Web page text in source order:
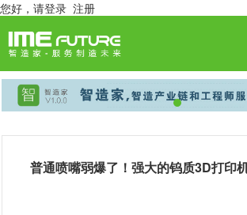
您好， 请登录 注册
普通喷嘴弱爆了！强大的钨质3D打印